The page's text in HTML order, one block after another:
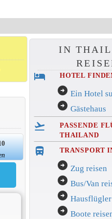
IN
hotel HOTEL
arrow_circle_right Ein Hotel
arrow_circle_right Gästehaus
flight_takeoff
PASSENDE
THAILAND
directions_bus_filled TRANSPORT
arrow_circle_right Zug reisen
arrow_circle_right Bus/Van
arrow_circle_right Hausflügler
arrow_circle_right Boote